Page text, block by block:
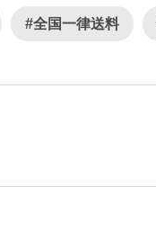
#全国一律送料